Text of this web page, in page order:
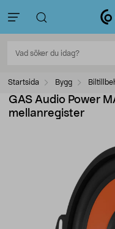
Startsida Bygg
GAS Audio Power
mellanregister